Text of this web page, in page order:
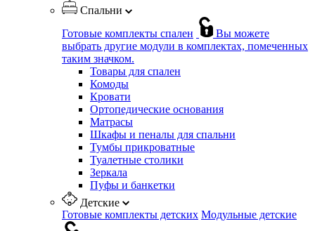
Спальни
Готовые комплекты спален
Вы можете
выбрать другие модули в комплектах, помеченных
таким значком.
Товары для спален
Комоды
Кровати
Ортопедические основания
Матрасы
Шкафы и пеналы для спальни
Тумбы прикроватные
Туалетные столики
Зеркала
Пуфы и банкетки
Детские
Готовые комплекты детских Модульные детские